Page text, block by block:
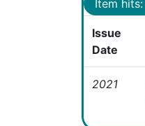
Item hits:
Issue
Date
2021